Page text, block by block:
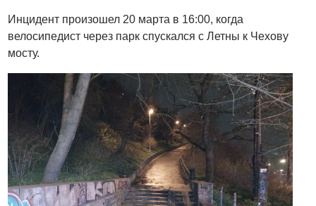
Инцидент произошел 20 марта в 16:00, когда
велосипедист через парк спускался с Летны к Чехову
мосту.